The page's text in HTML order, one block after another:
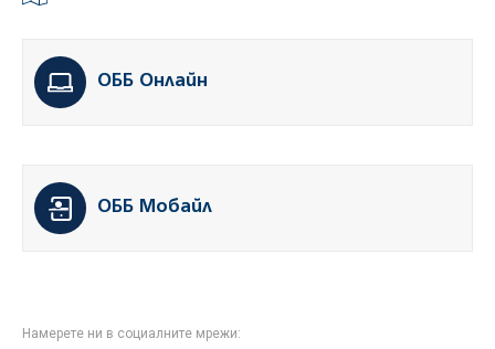
ОББ Онлайн
ОББ Мобайл
Намерете ни в социалните мрежи: